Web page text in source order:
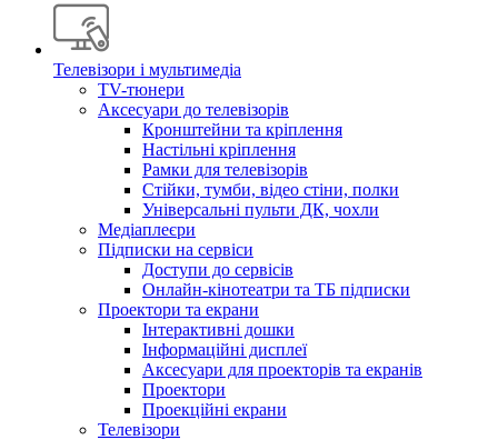
Телевізори і мультимедіа
TV-тюнери
Аксесуари до телевізорів
Кронштейни та кріплення
Настільні кріплення
Рамки для телевізорів
Стійки, тумби, відео стіни, полки
Універсальні пульти ДК, чохли
Медіаплеєри
Підписки на сервіси
Доступи до сервісів
Онлайн-кінотеатри та ТБ підписки
Проектори та екрани
Інтерактивні дошки
Інформаційні дисплеї
Аксесуари для проекторів та екранів
Проектори
Проекційні екрани
Телевізори